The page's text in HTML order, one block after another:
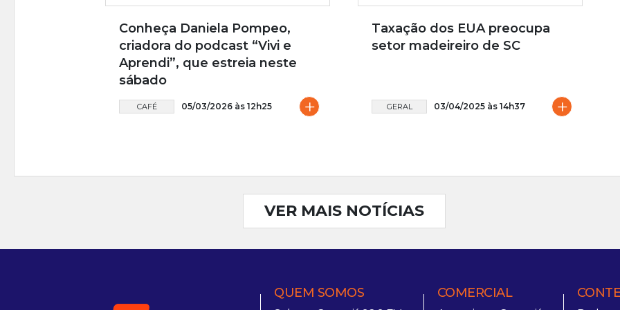
Conheça Daniela Pompeo,
criadora do podcast “Vivi e
Aprendi”, que estreia neste
sábado
CAFÉ 05/03/2026 às 12h25 +
Taxação dos EUA preocupa
setor madeireiro de SC
GERAL 03/04/2025 às 14h37 +
VER MAIS NOTÍCIAS
QUEM SOMOS COMERCIAL